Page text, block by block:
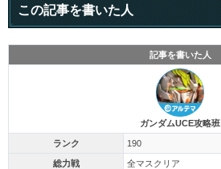
この記事を書いた人
記事を書いた人
ガンダムUCE攻略班
ランク 190
総力戦 全マスクリア